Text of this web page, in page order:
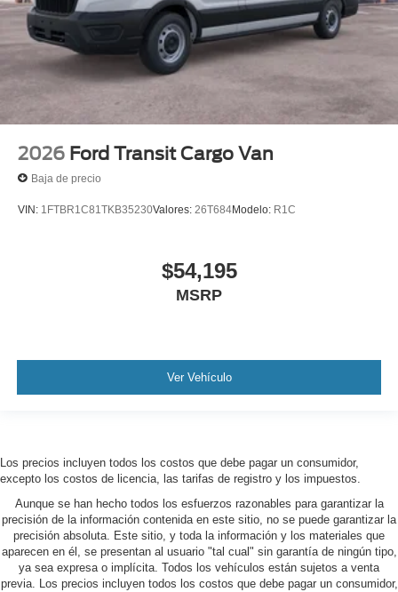
2026 Ford Transit Cargo Van
Baja de precio
VIN: 1FTBR1C81TKB35230Valores: 26T684Modelo: R1C
$54,195
MSRP
Ver Vehículo
Los precios incluyen todos los costos que debe pagar un consumidor,
excepto los costos de licencia, las tarifas de registro y los impuestos.
Aunque se han hecho todos los esfuerzos razonables para garantizar la
precisión de la información contenida en este sitio, no se puede garantizar la
precisión absoluta. Este sitio, y toda la información y los materiales que
aparecen en él, se presentan al usuario "tal cual" sin garantía de ningún tipo,
ya sea expresa o implícita. Todos los vehículos están sujetos a venta
previa. Los precios incluyen todos los costos que debe pagar un consumidor,